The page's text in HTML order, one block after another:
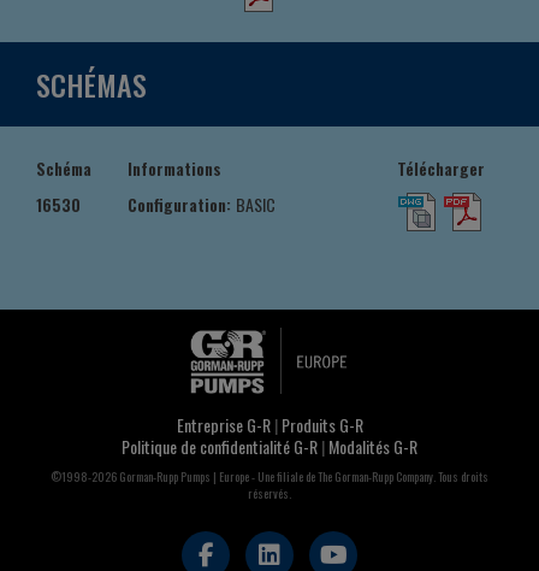
SCHÉMAS
Schéma Informations
Télécharger
16530
Configuration: BASIC
Entreprise G-R|Produits G-R
Politique de confidentialité G-R|Modalités G-R
©1998-2026 Gorman-Rupp Pumps | Europe - Une filiale de The Gorman-Rupp Company. Tous droits
réservés.